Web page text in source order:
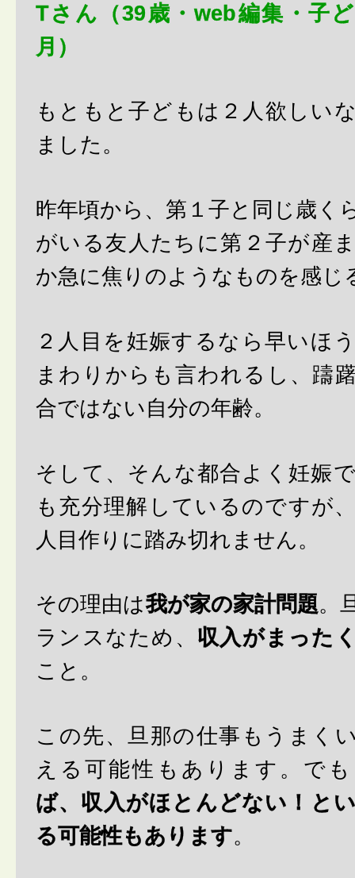
Tさん（39歳・web編集・子
月）
もともと子どもは２人欲しい
ました。
昨年頃から、第１子と同じ歳く
がいる友人たちに第２子が産
か急に焦りのようなものを感じ
２人目を妊娠するなら早いほ
まわりからも言われるし、躊
合ではない自分の年齢。
そして、そんな都合よく妊娠
も充分理解しているのですが
人目作りに踏み切れません。
その理由は我が家の家計問題。
ランスなため、 収入がまった
こと。
この先、旦那の仕事もうまく
える可能性もあります。で
ば、収入がほとんどない！と
る可能性もあります。